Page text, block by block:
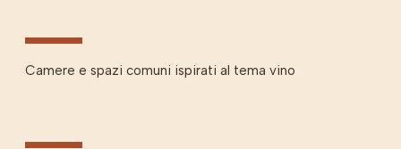
Camere e spazi comuni ispirati al tema vino